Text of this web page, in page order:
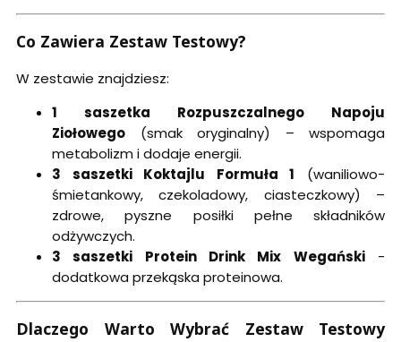
Co Zawiera Zestaw Testowy?
W zestawie znajdziesz:
1 saszetka Rozpuszczalnego Napoju
Ziołowego (smak oryginalny) – wspomaga
metabolizm i dodaje energii.
3 saszetki Koktajlu Formuła 1 (waniliowo-
śmietankowy, czekoladowy, ciasteczkowy) –
zdrowe, pyszne posiłki pełne składników
odżywczych.
3 saszetki Protein Drink Mix Wegański-
dodatkowa przekąska proteinowa.
Dlaczego Warto Wybrać Zestaw Testowy